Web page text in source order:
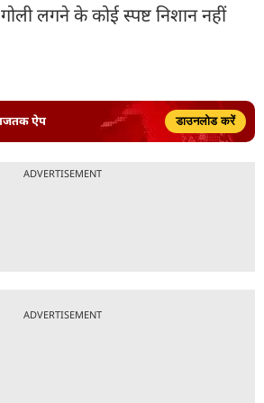
लगने के कोई स्पष्ट निशान नहीं
ऐप डाउनलोड करें
ADVERTISEMENT
ADVERTISEMENT